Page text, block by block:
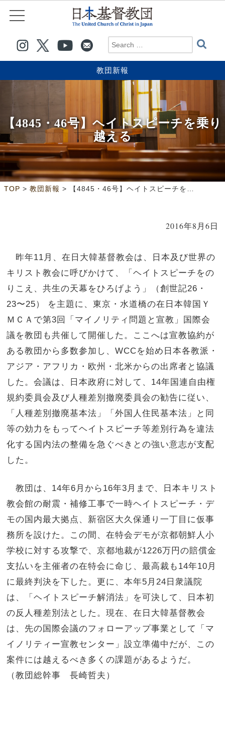
教団新報
【4845・46号】ヘイトスピーチを乗り
越える
TOP > 教団新報 > 【4845・46号】ヘイトスピーチを乗り越える
2016年8月6日
昨年11月、在日大韓基督教会は、日本及び世界の
キリスト教会に呼びかけて、「ヘイトスピーチをの
りこえ、共生の天幕をひろげよう」（創世記26・
23〜25） を主題に、東京・水道橋の在日本韓国Ｙ
ＭＣＡで第3回「マイノリティ問題と宣教」国際会
議を教団も共催して開催した。ここへは宣教協約が
ある教団から多数参加し、WCCを始め日本各教派・
アジア・アフリカ・欧州・北米からの出席者と協議
した。会議は、日本政府に対して、14年国連自由権
規約委員会及び人種差別撤廃委員会の勧告に従い、
「人種差別撤廃基本法」「外国人住民基本法」と同
等の効力をもってヘイトスピーチ等差別行為を違法
化する国内法の整備を急ぐべきとの強い意志が支配
した。
教団は、14年6月から16年3月まで、日本キリスト
教会館の耐震・補修工事で一時ヘイトスピーチ・デ
モの国内最大拠点、新宿区大久保通り一丁目に仮事
務所を設けた。この間、在特会デモが京都朝鮮人小
学校に対する攻撃で、京都地裁が1226万円の賠償金
支払いを主催者の在特会に命じ、最高裁も14年10月
に最終判決を下した。更に、本年5月24日衆議院
は、「ヘイトスピーチ解消法」を可決して、日本初
の反人種差別法とした。現在、在日大韓基督教会
は、先の国際会議のフォローアップ事業として「マ
イノリティー宣教センター」設立準備中だが、この
案件には越えるべき多くの課題があるようだ。
（教団総幹事 長崎哲夫）